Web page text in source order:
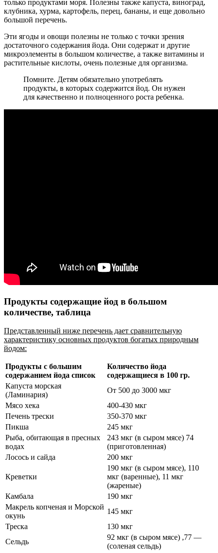
только продуктами моря. Полезны также капуста, виноград,
клубника, хурма, картофель, перец, бананы, и еще довольно
большой перечень.
Эти ягоды и овощи полезны не только с точки зрения
достаточного содержания йода. Они содержат и другие
микроэлементы в большом количестве, а также витамины и
растительные кислоты, очень полезные для организма.
Помните. Детям обязательно употреблять
продукты, в которых содержится йод. Он нужен
для качественно и полноценного роста ребенка.
Продукты содержащие йод в большом
количестве, таблица
Представленный ниже перечень дает сравнительную
характеристику основных продуктов богатых природным
йодом:
Продукты с большим
содержанием йода список
Количество йода
содержащиеся в 100 гр.
Капуста морская
(Ламинария)
От 500 до 3000 мкг
Мясо хека
400-430 мкг
Печень трески
350-370 мкг
Пикша
245 мкг
Рыба, обитающая в пресных
водах
243 мкг (в сыром мясе) 74
(приготовленная)
Лосось и сайда
200 мкг
Креветки
190 мкг (в сыром мясе), 110
мкг (варенные), 11 мкг
(жареные)
Камбала
190 мкг
Макрель копченая и Морской
окунь
145 мкг
Треска
130 мкг
Сельдь
92 мкг (в сыром мясе) ,77 —
(соленая сельдь)